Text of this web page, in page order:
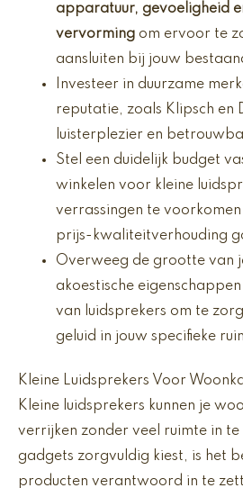
apparatuur, gevoeligheid
vervorming om ervoor te
aansluiten bij jouw
Investeer in duurzame
reputatie, zoals Klipsch en
luisterplezier en
Stel een duidelijk budget
winkelen voor kleine
verrassingen te
prijs-kwaliteitverhouding
Overweeg de grootte van
akoestische
van luidsprekers om te
geluid in jouw specifieke
Kleine Luidsprekers Voor
Kleine luidsprekers kunnen je
verrijken zonder veel ruimte in te
gadgets zorgvuldig kiest, is het
producten verantwoord in te